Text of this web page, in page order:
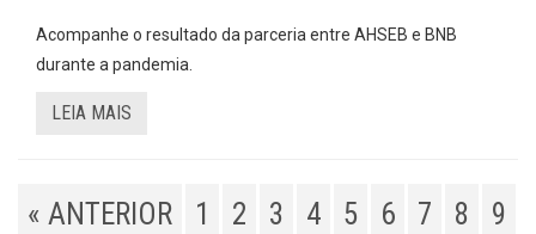
Acompanhe o resultado da parceria entre AHSEB e BNB
durante a pandemia.
LEIA MAIS
« ANTERIOR 1 2 3 4 5 6 7 8
9